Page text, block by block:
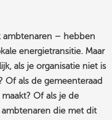
– hebben
energietransitie. Maar
als je organisatie niet is
Of als de gemeenteraad
Of als je de
die met dit